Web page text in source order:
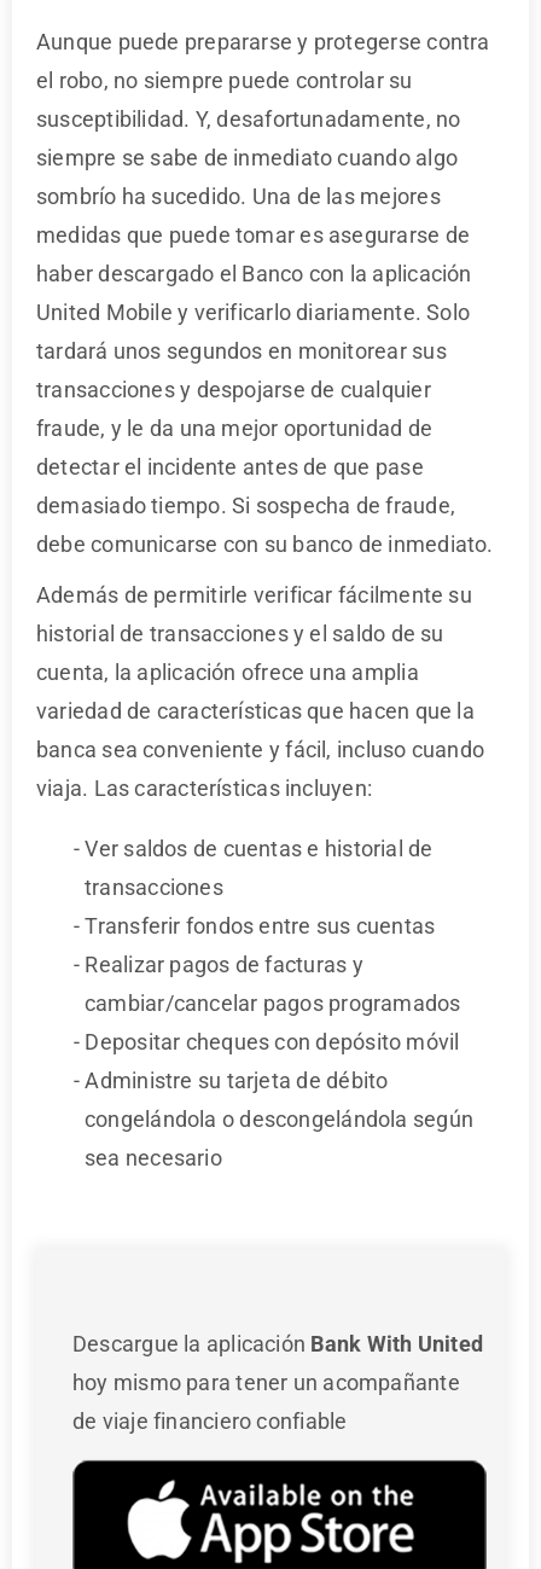
Aunque puede prepararse y protegerse contra
el robo, no siempre puede controlar su
susceptibilidad. Y, desafortunadamente, no
siempre se sabe de inmediato cuando algo
sombrío ha sucedido. Una de las mejores
medidas que puede tomar es asegurarse de
haber descargado el Banco con la aplicación
United Mobile y verificarlo diariamente. Solo
tardará unos segundos en monitorear sus
transacciones y despojarse de cualquier
fraude, y le da una mejor oportunidad de
detectar el incidente antes de que pase
demasiado tiempo. Si sospecha de fraude,
debe comunicarse con su banco de inmediato.
Además de permitirle verificar fácilmente su
historial de transacciones y el saldo de su
cuenta, la aplicación ofrece una amplia
variedad de características que hacen que la
banca sea conveniente y fácil, incluso cuando
viaja. Las características incluyen:
Ver saldos de cuentas e historial de
transacciones
Transferir fondos entre sus cuentas
Realizar pagos de facturas y
cambiar/cancelar pagos programados
Depositar cheques con depósito móvil
Administre su tarjeta de débito
congelándola o descongelándola según
sea necesario
Descargue la aplicación Bank With United
hoy mismo para tener un acompañante
de viaje financiero confiable